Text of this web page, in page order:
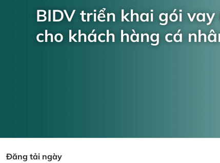
BIDV triển khai gói
cho khách hàng cá
Đăng tải ngày